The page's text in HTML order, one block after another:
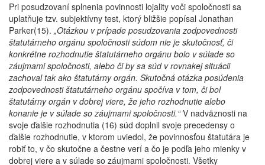
Pri posudzovaní splnenia povinnosti lojality voči spoločnosti sa
uplatňuje tzv. subjektívny test, ktorý bližšie popísal Jonathan
Parker(15). „Otázkou v prípade posudzovania zodpovednosti
štatutárneho orgánu spoločnosti súdom nie je skutočnosť, či
konkrétne rozhodnutie štatutárneho orgánu bolo v súlade so
záujmami spoločnosti, alebo či by sa súd v rovnakej situácii
zachoval tak ako štatutárny orgán. Skutočná otázka posúdenia
zodpovednosti štatutárneho orgánu spočíva v tom, či bol
štatutárny orgán v dobrej viere, že jeho rozhodnutie alebo
konanie je v súlade so záujmami spoločnosti.“V nadväznosti na
svoje ďalšie rozhodnutia (16) súd doplnil svoje precedensy o
ďalšie rozhodnutie, v ktorom uviedol, že povinnosťou štatutára je
robiť to, v čo skutočne a čestne verí a čo je podľa jeho mienky v
dobrej viere a v súlade so záujmami spoločnosti. Všetky